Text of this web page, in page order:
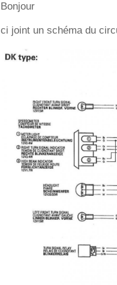
Bonjour
ci joint un schéma du